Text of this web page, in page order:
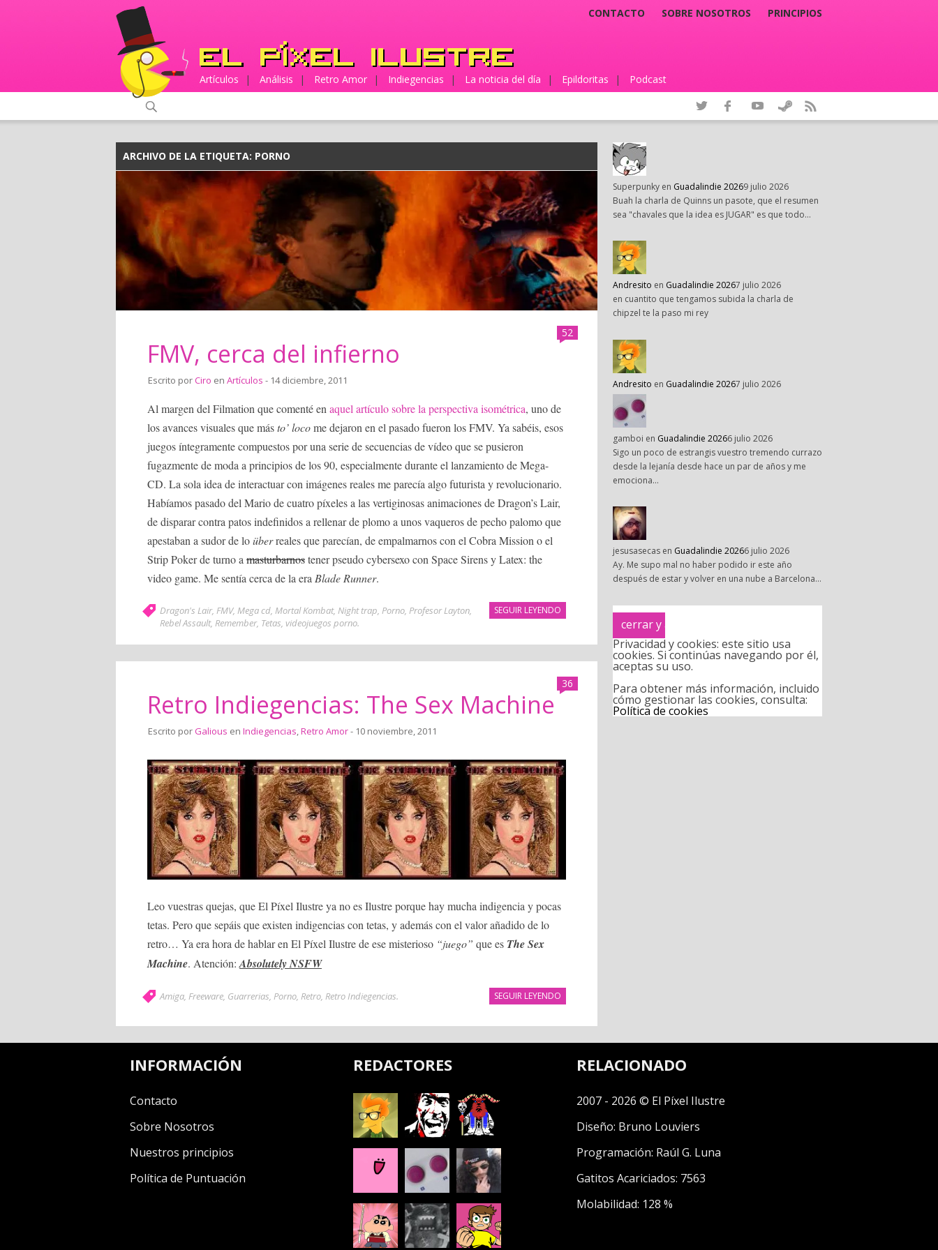
CONTACTO SOBRE NOSOTROS PRINCIPIOS
Artículos | Análisis | Retro Amor | Indiegencias | La noticia del día | Epildoritas | Podcast
ARCHIVO DE LA ETIQUETA: PORNO
52
FMV, cerca del infierno
Escrito porCiro en Artículos - 14 diciembre, 2011
Al margen del Filmation que comenté en aquel artículo sobre la perspectiva isométrica, uno de
los avances visuales que másto’ locome dejaron en el pasado fueron los FMV. Ya sabéis, esos
juegos íntegramente compuestos por una serie de secuencias de vídeo que se pusieron
fugazmente de moda a principios de los 90, especialmente durante el lanzamiento de Mega-
CD. La sola idea de interactuar con imágenes reales me parecía algo futurista y revolucionario.
Habíamos pasado del Mario de cuatro píxeles a las vertiginosas animaciones de Dragon’s Lair,
de disparar contra patos indefinidos a rellenar de plomo a unos vaqueros de pecho palomo que
apestaban a sudor de loüberreales que parecían, de empalmarnos con el Cobra Mission o el
Strip Poker de turno a masturbarnostener pseudo cybersexo con Space Sirens y Latex: the
video game. Me sentía cerca de la era Blade Runner.
SEGUIR LEYENDO
Dragon's Lair, FMV, Mega cd, Mortal Kombat, Night trap, Porno, Profesor Layton,
Rebel Assault, Remember, Tetas, videojuegos porno.
36
Retro Indiegencias: The Sex Machine
Escrito por Galious en Indiegencias,Retro Amor- 10 noviembre, 2011
Leo vuestras quejas, que El Píxel Ilustre ya no es Ilustre porque hay mucha indigencia y pocas
tetas. Pero que sepáis que existen indigencias con tetas, y además con el valor añadido de lo
retro… Ya era hora de hablar en El Píxel Ilustre de ese misterioso “juego” que es The Sex
Machine. Atención:Absolutely NSFW
SEGUIR LEYENDO
Amiga, Freeware, Guarrerias, Porno, Retro, Retro Indiegencias.
Superpunky en Guadalindie 20269 julio 2026
Buah la charla de Quinns un pasote, que el resumen
sea "chavales que la idea es JUGAR" es que todo…
Andresito en Guadalindie 20267 julio 2026
en cuantito que tengamos subida la charla de
chipzel te la paso mi rey
Andresito en Guadalindie 20267 julio 2026
gamboi en Guadalindie 20266 julio 2026
Sigo un poco de estrangis vuestro tremendo currazo
desde la lejanía desde hace un par de años y me
emociona…
jesusasecas en Guadalindie 20266 julio 2026
Ay. Me supo mal no haber podido ir este año
después de estar y volver en una nube a Barcelona…
Privacidad y cookies: este sitio usa
cookies. Si continúas navegando por él,
aceptas su uso.
Para obtener más información, incluido
cómo gestionar las cookies, consulta:
Política de cookies
INFORMACIÓN
Contacto
Sobre Nosotros
Nuestros principios
Política de Puntuación
REDACTORES RELACIONADO
2007 - 2026 © El Píxel Ilustre
Diseño: Bruno Louviers
Programación: Raúl G. Luna
Gatitos Acariciados: 7563
Molabilidad: 128 %